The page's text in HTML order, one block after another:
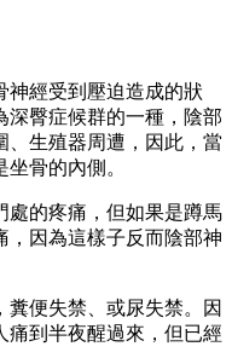
神經受到壓迫造成的狀
深臀症候群的一種，陰部
、生殖器周遭，因此，當
骨的內側。
處的疼痛，但如果是蹲馬
，因為這樣子反而陰部神
糞便失禁、或尿失禁。因
痛到半夜醒過來，但已經